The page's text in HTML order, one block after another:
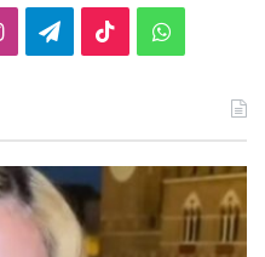
InstagramTelegram
TikTok